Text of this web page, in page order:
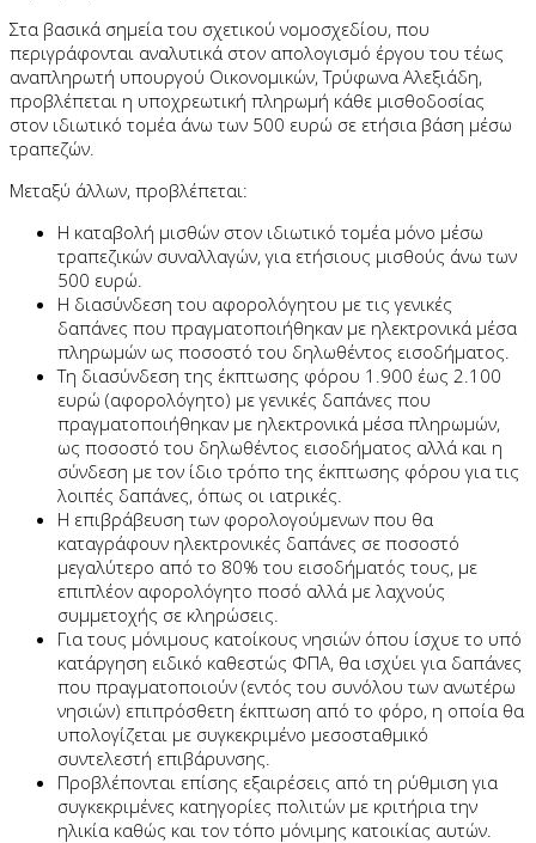
Στα βασικά σημεία του σχετικού νομοσχεδίου, που
περιγράφονται αναλυτικά στον απολογισμό έργου του τέως
αναπληρωτή υπουργού Οικονομικών, Τρύφωνα Αλεξιάδη,
προβλέπεται η υποχρεωτική πληρωμή κάθε μισθοδοσίας
στον ιδιωτικό τομέα άνω των 500 ευρώ σε ετήσια βάση μέσω
τραπεζών.
Μεταξύ άλλων, προβλέπεται:
Η καταβολή μισθών στον ιδιωτικό τομέα μόνο μέσω
τραπεζικών συναλλαγών, για ετήσιους μισθούς άνω των
500 ευρώ.
Η διασύνδεση του αφορολόγητου με τις γενικές
δαπάνες που πραγματοποιήθηκαν με ηλεκτρονικά μέσα
πληρωμών ως ποσοστό του δηλωθέντος εισοδήματος.
Τη διασύνδεση της έκπτωσης φόρου 1.900 έως 2.100
ευρώ (αφορολόγητο) με γενικές δαπάνες που
πραγματοποιήθηκαν με ηλεκτρονικά μέσα πληρωμών,
ως ποσοστό του δηλωθέντος εισοδήματος αλλά και η
σύνδεση με τον ίδιο τρόπο της έκπτωσης φόρου για τις
λοιπές δαπάνες, όπως οι ιατρικές.
Η επιβράβευση των φορολογούμενων που θα
καταγράφουν ηλεκτρονικές δαπάνες σε ποσοστό
μεγαλύτερο από το 80% του εισοδήματός τους, με
επιπλέον αφορολόγητο ποσό αλλά με λαχνούς
συμμετοχής σε κληρώσεις.
Για τους μόνιμους κατοίκους νησιών όπου ίσχυε το υπό
κατάργηση ειδικό καθεστώς ΦΠΑ, θα ισχύει για δαπάνες
που πραγματοποιούν (εντός του συνόλου των ανωτέρω
νησιών) επιπρόσθετη έκπτωση από το φόρο, η οποία θα
υπολογίζεται με συγκεκριμένο μεσοσταθμικό
συντελεστή επιβάρυνσης.
Προβλέπονται επίσης εξαιρέσεις από τη ρύθμιση για
συγκεκριμένες κατηγορίες πολιτών με κριτήρια την
ηλικία καθώς και τον τόπο μόνιμης κατοικίας αυτών.